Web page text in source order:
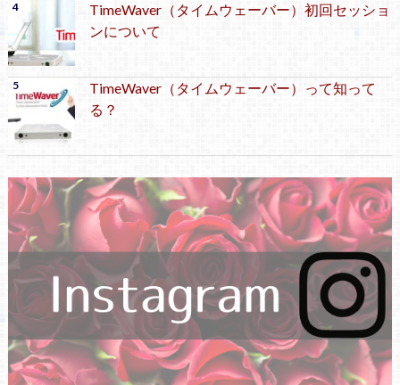
TimeWaver（タイムウェーバー）初回セッショ
ンについて
TimeWaver（タイムウェーバー）って知って
る？